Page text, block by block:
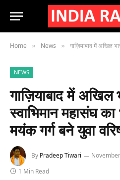
Home » News » गाज़ियाबाद में अखिल भारतीय वैश्य
NEWS
गाज़ियाबाद में अखिल
स्वाभिमान महासंघ का
मयंक गर्ग बने युवा
By Pradeep Tiwari
1 Min Read